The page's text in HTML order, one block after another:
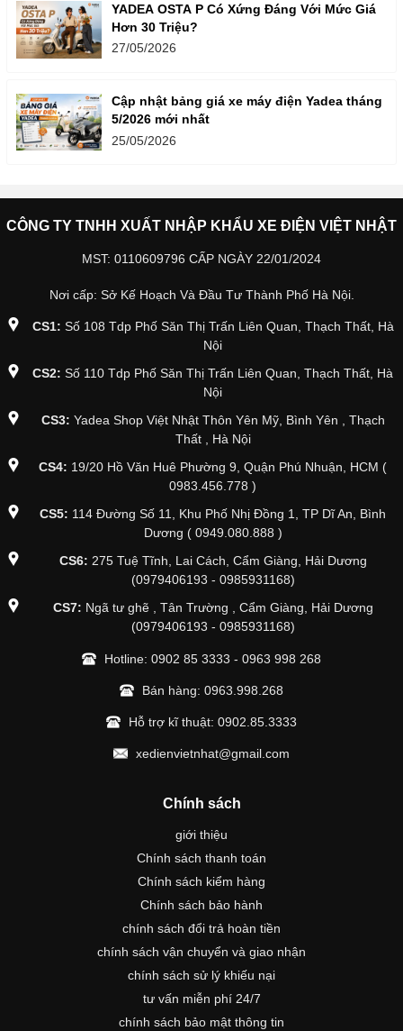
YADEA OSTA P Có Xứng Đáng Với Mức Giá
Hơn 30 Triệu?
27/05/2026
Cập nhật bảng giá xe máy điện Yadea tháng
5/2026 mới nhất
25/05/2026
CÔNG TY TNHH XUẤT NHẬP KHẨU XE ĐIỆN VIỆT NHẬT
MST: 0110609796 CẤP NGÀY 22/01/2024
Nơi cấp: Sở Kế Hoạch Và Đầu Tư Thành Phố Hà Nội.
CS1: Số 108 Tdp Phố Săn Thị Trấn Liên Quan, Thạch Thất, Hà
Nội
CS2: Số 110 Tdp Phố Săn Thị Trấn Liên Quan, Thạch Thất, Hà
Nội
CS3: Yadea Shop Việt Nhật Thôn Yên Mỹ, Bình Yên , Thạch
Thất , Hà Nội
CS4: 19/20 Hồ Văn Huê Phường 9, Quận Phú Nhuận, HCM (
0983.456.778 )
CS5: 114 Đường Số 11, Khu Phố Nhị Đồng 1, TP Dĩ An, Bình
Dương ( 0949.080.888 )
CS6: 275 Tuệ Tĩnh, Lai Cách, Cẩm Giàng, Hải Dương
(0979406193 - 0985931168)
CS7: Ngã tư ghẽ , Tân Trường , Cẩm Giàng, Hải Dương
(0979406193 - 0985931168)
Hotline: 0902 85 3333 - 0963 998 268
Bán hàng: 0963.998.268
Hỗ trợ kĩ thuật: 0902.85.3333
xedienvietnhat@gmail.com
Chính sách
giới thiệu
Chính sách thanh toán
Chính sách kiểm hàng
Chính sách bảo hành
chính sách đổi trả hoàn tiền
chính sách vận chuyển và giao nhận
chính sách sử lý khiếu nại
tư vấn miễn phí 24/7
chính sách bảo mật thông tin